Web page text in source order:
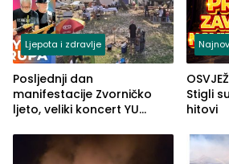
Ljepota i zdravlje
Posljednji dan
manifestacije Zvorničko
ljeto, veliki koncert YU
ove godine
Stigli
hitovi